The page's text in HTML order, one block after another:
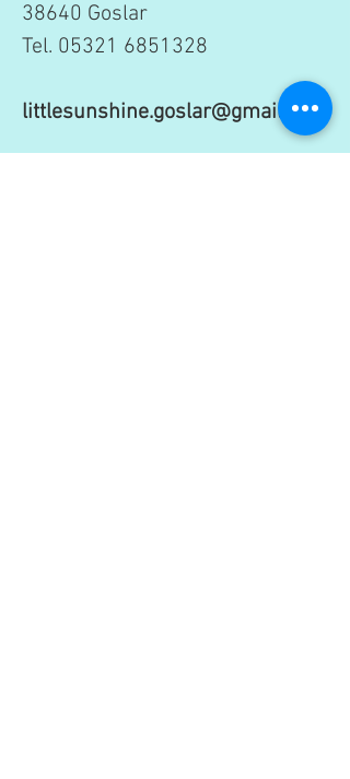
38640 Goslar
Tel. 05321 6851328
littlesunshine.goslar@gmail.com